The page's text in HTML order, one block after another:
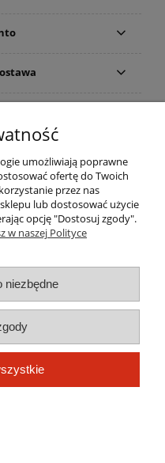
strony
Shoper.pl
umożliwiają poprawne
ofertę do Twoich
przez nas
lub dostosować użycie
opcję "Dostosuj zgody".
w naszej Polityce
niezbędne